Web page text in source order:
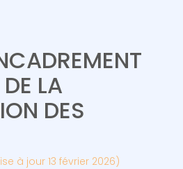
LA
DES
à jour 13 février 2026)